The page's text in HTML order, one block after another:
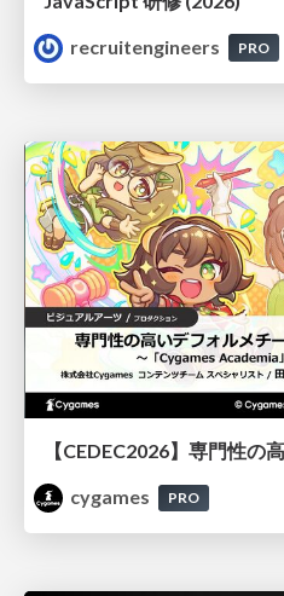
recruitengineers
PRO
cygames
PRO